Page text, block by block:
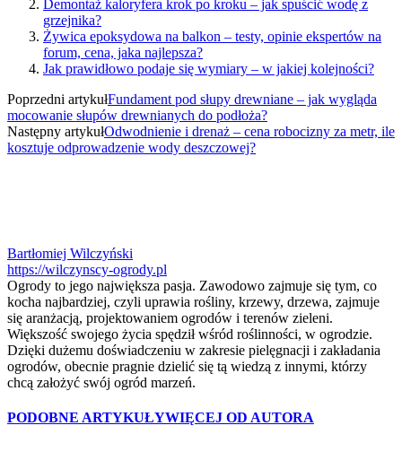
Demontaż kaloryfera krok po kroku – jak spuścić wodę z
grzejnika?
Żywica epoksydowa na balkon – testy, opinie ekspertów na
forum, cena, jaka najlepsza?
Jak prawidłowo podaje się wymiary – w jakiej kolejności?
Poprzedni artykułFundament pod słupy drewniane – jak wygląda
mocowanie słupów drewnianych do podłoża?
Następny artykułOdwodnienie i drenaż – cena robocizny za metr, ile
kosztuje odprowadzenie wody deszczowej?
Bartłomiej Wilczyński
https://wilczynscy-ogrody.pl
Ogrody to jego największa pasja. Zawodowo zajmuje się tym, co
kocha najbardziej, czyli uprawia rośliny, krzewy, drzewa, zajmuje
się aranżacją, projektowaniem ogrodów i terenów zieleni.
Większość swojego życia spędził wśród roślinności, w ogrodzie.
Dzięki dużemu doświadczeniu w zakresie pielęgnacji i zakładania
ogrodów, obecnie pragnie dzielić się tą wiedzą z innymi, którzy
chcą założyć swój ogród marzeń.
PODOBNE ARTYKUŁYWIĘCEJ OD AUTORA